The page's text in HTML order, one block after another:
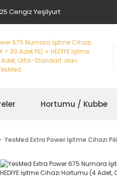
Cengiz Yeşilyurt
Hortumu / Kubbe
YesMed Extra Power İşitme Cihazı Pili